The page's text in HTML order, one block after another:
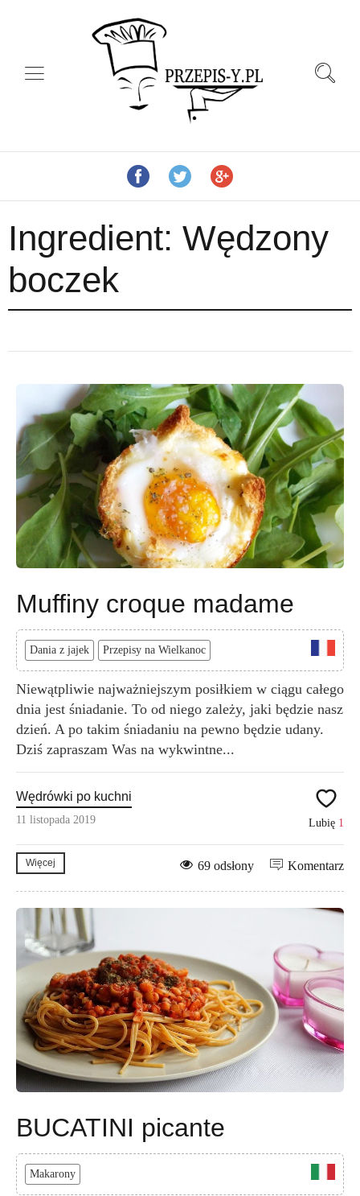
Ingredient: Wędzony
boczek
Muffiny croque madame
Dania z jajek Przepisy na Wielkanoc
Niewątpliwie najważniejszym posiłkiem w ciągu całego
dnia jest śniadanie. To od niego zależy, jaki będzie nasz
dzień. A po takim śniadaniu na pewno będzie udany.
Dziś zapraszam Was na wykwintne...
Wędrówki po kuchni
11 listopada 2019 Lubię 1
Więcej Komentarz
69 odsłony
BUCATINI picante
Makarony